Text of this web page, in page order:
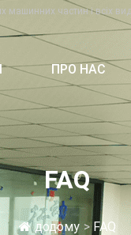
машинних частин і всіх
ПРО НАС
FAQ
додому > FAQ